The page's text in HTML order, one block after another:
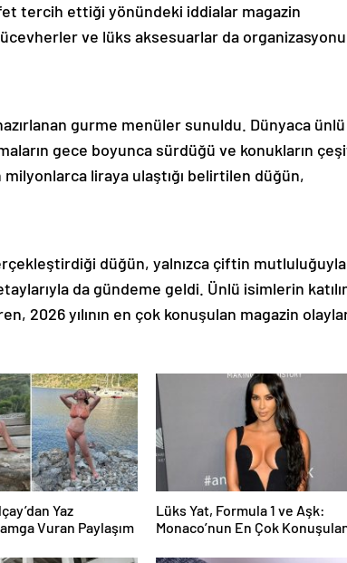
tercih ettiği yönündeki iddialar magazin
ve lüks aksesuarlar da
gurme menüler sunuldu. Dünyaca ünlü
gece boyunca sürdüğü ve konukların
milyonlarca liraya ulaştığı belirtilen düğün,
düğün, yalnızca çiftin mutluluğuyla
da gündeme geldi. Ünlü isimlerin
2026 yılının en çok konuşulan magazin
Yaz
Vuran Paylaşım
Lüks Yat, Formula 1 ve Aşk:
Monaco’nun En Çok